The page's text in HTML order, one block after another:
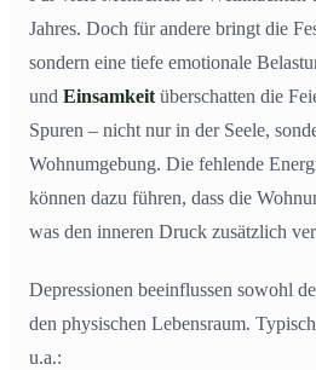
Jahres. Doch für andere bringt die
sondern eine tiefe emotionale
und Einsamkeit überschatten die
Spuren – nicht nur in der Seele,
Wohnumgebung. Die fehlende
können dazu führen, dass die
was den inneren Druck zusätzlich
Depressionen beeinflussen sowohl
den physischen Lebensraum.
u.a.: